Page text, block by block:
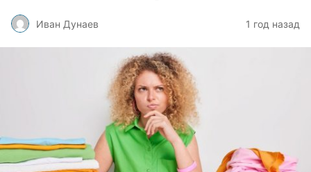
Иван Дунаев 1 год назад